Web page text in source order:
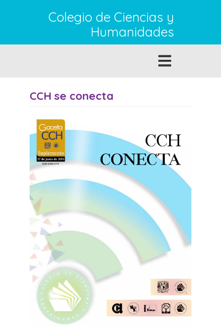
Colegio de Ciencias y
Humanidades
Toggle
navigation
CCH se conecta